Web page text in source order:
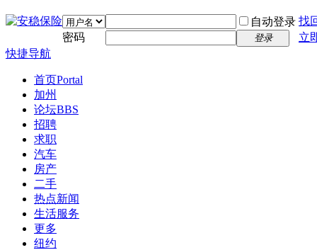
自动登录 找
密码
登录
立
快捷导航
首页Portal
加州
论坛BBS
招聘
求职
汽车
房产
二手
热点新闻
生活服务
更多
纽约